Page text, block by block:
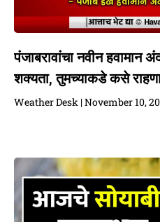
पंजाबरावांचा नवीन हवामान
शक्यता, तुमच्याकडे कसे
Weather Desk November 10,